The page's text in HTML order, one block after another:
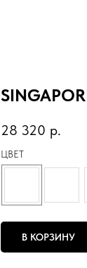
28 320 р.
ЦВЕТ
В КОРЗИНУ